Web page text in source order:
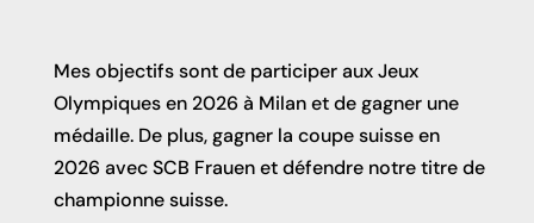
Mes objectifs sont de participer aux Jeux
Olympiques en 2026 à Milan et de gagner une
médaille. De plus, gagner la coupe suisse en
2026 avec SCB Frauen et défendre notre titre de
championne suisse.